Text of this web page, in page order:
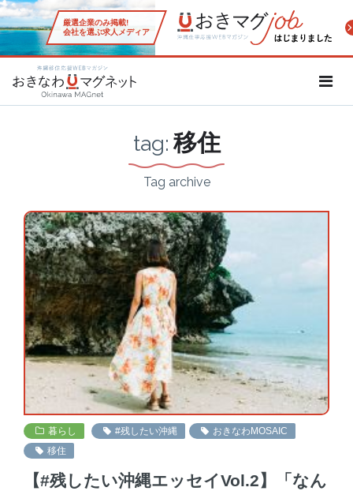
厳選企業のみ掲載!
会社を選ぶ求人メディア
tag: 移住
Tag archive
暮らし #残したい沖縄
おきなわMOSAIC
移住
【#残したい沖縄エッセイVol.2】「なん